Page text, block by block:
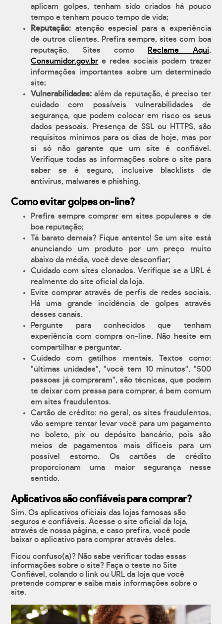
aplicam golpes, tenham sido criados há pouco
tempo e tenham pouco tempo de vida;
Reputação: atenção especial para a experiência
de outros clientes. Prefira sempre, sites com boa
reputação. Sites como
Reclame Aqui,
Consumidor.gov.br e redes sociais podem trazer
informações importantes sobre um determinado
site;
Vulnerabilidades: além da reputação, é preciso ter
cuidado com possíveis vulnerabilidades de
segurança, que podem colocar em risco os seus
dados pessoais. Presença de SSL ou HTTPS, são
requisitos mínimos para os dias de hoje, mas por
si só não garante que um site é confiável.
Verifique todas as informações sobre o site para
saber se é seguro, inclusive blacklists de
antívirus, malwares e phishing.
Como evitar golpes on-line?
Prefira sempre comprar em sites populares e de
boa reputação;
Tá barato demais? Fique antento! Se um site está
anunciando um produto por um preço muito
abaixo da média, você deve desconfiar;
Cuidado com sites clonados. Verifique se a URL é
realmente do site oficial da loja.
Evite comprar através de perfis de redes sociais.
Há uma grande incidência de golpes através
desses canais.
Pergunte para conhecidos que tenham
experiência com compra on-line. Não hesite em
compartilhar e perguntar.
Cuidado com gatilhos mentais. Textos como:
"últimas unidades", "você tem 10 minutos", "500
pessoas já compraram", são técnicas, que podem
te deixar com pressa para comprar, é bem comum
em sites fraudulentos.
Cartão de crédito: no geral, os sites fraudulentos,
vão sempre tentar levar você para um pagamento
no boleto, pix ou depósito bancário, pois são
meios de pagamentos mais difíceis para um
possível estorno. Os cartões de crédito
proporcionam uma maior segurança nesse
sentido.
Aplicativos são confiáveis para comprar?
Sim. Os aplicativos oficiais das lojas famosas são
seguros e confiáveis. Acesse o site oficial da loja,
através de nossa página, e caso prefira, você pode
baixar o aplicativo para comprar através deles.
Ficou confuso(a)? Não sabe verificar todas essas
informações sobre o site? Faça o teste no Site
Confiável, colando o link ou URL da loja que você
pretende comprar e saiba mais informações sobre o
site.